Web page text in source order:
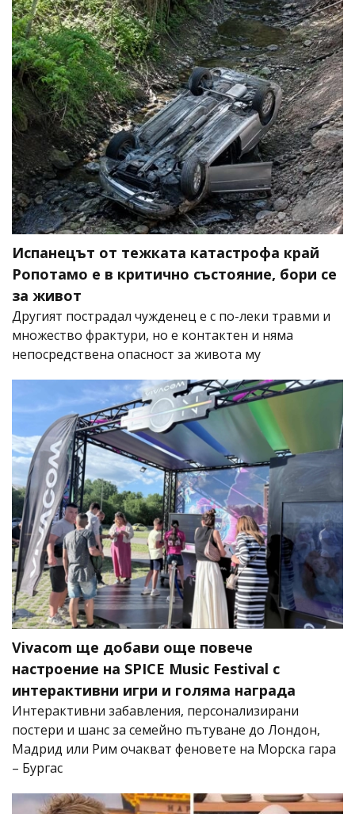
Испанецът от тежката катастрофа край
Ропотамо е в критично състояние, бори се
за живот
Другият пострадал чужденец е с по-леки травми и
множество фрактури, но е контактен и няма
непосредствена опасност за живота му
Vivacom ще добави още повече
настроение на SPICE Music Festival с
интерактивни игри и голяма награда
Интерактивни забавления, персонализирани
постери и шанс за семейно пътуване до Лондон,
Мадрид или Рим очакват феновете на Морска гара
– Бургас